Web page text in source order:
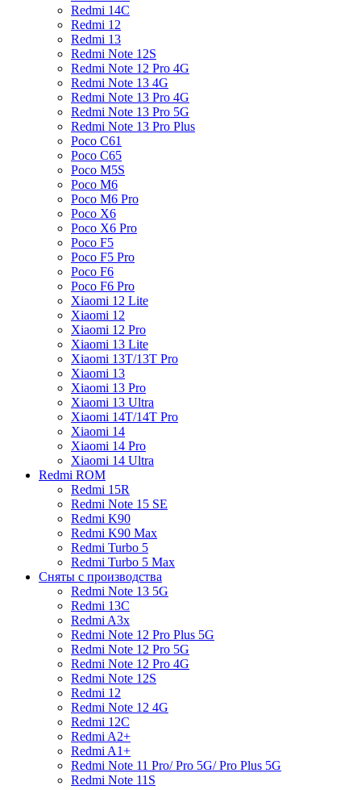
Redmi 14C
Redmi 12
Redmi 13
Redmi Note 12S
Redmi Note 12 Pro 4G
Redmi Note 13 4G
Redmi Note 13 Pro 4G
Redmi Note 13 Pro 5G
Redmi Note 13 Pro Plus
Poco C61
Poco C65
Poco M5S
Poco M6
Poco M6 Pro
Poco X6
Poco X6 Pro
Poco F5
Poco F5 Pro
Poco F6
Poco F6 Pro
Xiaomi 12 Lite
Xiaomi 12
Xiaomi 12 Pro
Xiaomi 13 Lite
Xiaomi 13T/13T Pro
Xiaomi 13
Xiaomi 13 Pro
Xiaomi 13 Ultra
Xiaomi 14T/14T Pro
Xiaomi 14
Xiaomi 14 Pro
Xiaomi 14 Ultra
Redmi ROM
Redmi 15R
Redmi Note 15 SE
Redmi K90
Redmi K90 Max
Redmi Turbo 5
Redmi Turbo 5 Max
Сняты с производства
Redmi Note 13 5G
Redmi 13C
Redmi A3x
Redmi Note 12 Pro Plus 5G
Redmi Note 12 Pro 5G
Redmi Note 12 Pro 4G
Redmi Note 12S
Redmi 12
Redmi Note 12 4G
Redmi 12C
Redmi A2+
Redmi A1+
Redmi Note 11 Pro/ Pro 5G/ Pro Plus 5G
Redmi Note 11S